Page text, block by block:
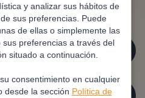
y analizar sus hábitos de
sus preferencias. Puede
de ellas o simplemente las
preferencias a través del
situado a continuación.
consentimiento en cualquier
desde la sección Política de